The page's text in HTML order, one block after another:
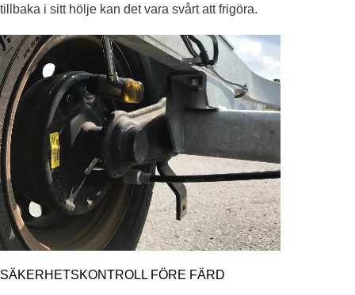
tillbaka i sitt hölje kan det vara svårt att frigöra.
SÄKERHETSKONTROLL FÖRE FÄRD